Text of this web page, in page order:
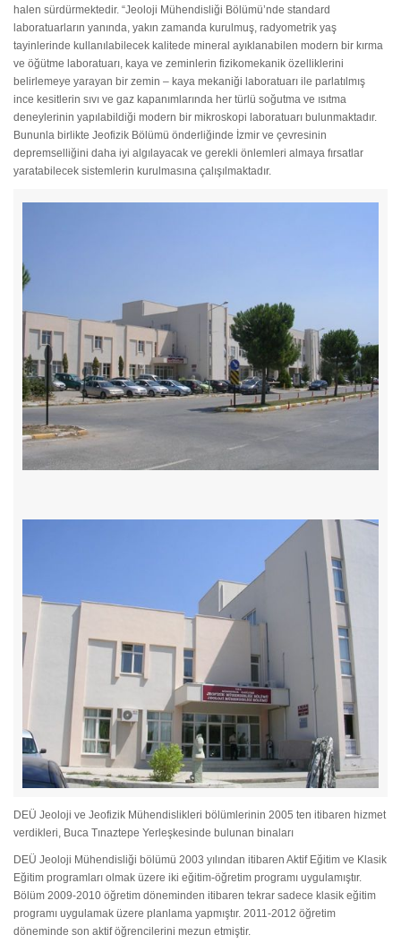
halen sürdürmektedir. “Jeoloji Mühendisliği Bölümü’nde standard
laboratuarların yanında, yakın zamanda kurulmuş, radyometrik yaş
tayinlerinde kullanılabilecek kalitede mineral ayıklanabilen modern bir kırma
ve öğütme laboratuarı, kaya ve zeminlerin fizikomekanik özelliklerini
belirlemeye yarayan bir zemin – kaya mekaniği laboratuarı ile parlatılmış
ince kesitlerin sıvı ve gaz kapanımlarında her türlü soğutma ve ısıtma
deneylerinin yapılabildiği modern bir mikroskopi laboratuarı bulunmaktadır.
Bununla birlikte Jeofizik Bölümü önderliğinde İzmir ve çevresinin
depremselliğini daha iyi algılayacak ve gerekli önlemleri almaya fırsatlar
yaratabilecek sistemlerin kurulmasına çalışılmaktadır.
DEÜ Jeoloji ve Jeofizik Mühendislikleri bölümlerinin 2005 ten itibaren hizmet
verdikleri, Buca Tınaztepe Yerleşkesinde bulunan binaları
DEÜ Jeoloji Mühendisliği bölümü 2003 yılından itibaren Aktif Eğitim ve Klasik
Eğitim programları olmak üzere iki eğitim-öğretim programı uygulamıştır.
Bölüm 2009-2010 öğretim döneminden itibaren tekrar sadece klasik eğitim
programı uygulamak üzere planlama yapmıştır. 2011-2012 öğretim
döneminde son aktif öğrencilerini mezun etmiştir.